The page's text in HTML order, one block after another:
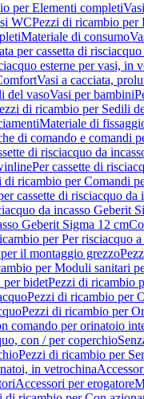
per Elementi completi
WCPezzi di ricambio per
Materiale di consumo
per cassetta di
esterne per vasi, in
Vasi a cacciata,
del vasoVasi per bambini
di ricambio per Sedili
Materiale di
di comando e comandi
di risciacquo da
Per cassette di
di ricambio per Comandi
cassette di risciacquo da
da incasso Geberit
Geberit Sigma 12 cm
per Per risciacquo
il montaggio grezzo
per Moduli sanitari
bidetPezzi di ricambio
Pezzi di ricambio per
Pezzi di ricambio per
comando per orinatoio
con / per coperchio
Pezzi di ricambio per
in vetrochina
Accessori per erogatore